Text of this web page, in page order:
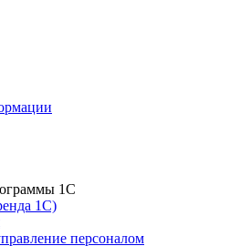
1С
1С)
персоналом